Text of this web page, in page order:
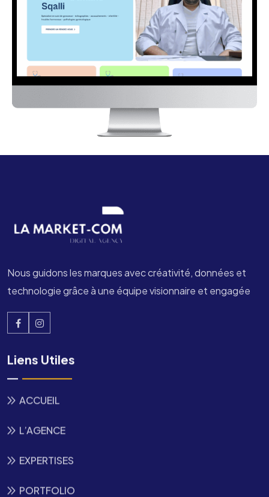
Nous guidons les marques avec créativité, données et
technologie grâce à une équipe visionnaire et engagée
Liens Utiles
ACCUEIL
L’AGENCE
EXPERTISES
PORTFOLIO